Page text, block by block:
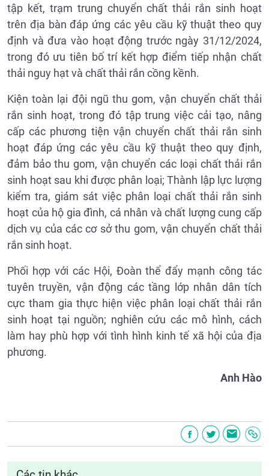
tập kết, trạm trung chuyển chất thải rắn sinh hoạt
trên địa bàn đáp ứng các yêu cầu kỹ thuật theo quy
định và đưa vào hoạt động trước ngày 31/12/2024,
trong đó ưu tiên bố trí kết hợp điểm tiếp nhận chất
thải nguy hạt và chất thải rắn cồng kềnh.
Kiện toàn lại đội ngũ thu gom, vận chuyển chất thải
rắn sinh hoạt, trong đó tập trung việc cải tạo, nâng
cấp các phương tiện vận chuyển chất thải rắn sinh
hoạt đáp ứng các yêu cầu kỹ thuật theo quy định,
đảm bảo thu gom, vận chuyển các loại chất thải rắn
sinh hoạt sau khi được phân loại; Thành lập lực lượng
kiểm tra, giám sát việc phân loại chất thải rắn sinh
hoạt của hộ gia đình, cá nhân và chất lượng cung cấp
dịch vụ của các cơ sở thu gom, vận chuyển chất thải
rắn sinh hoạt.
Phối hợp với các Hội, Đoàn thể đẩy mạnh công tác
tuyên truyền, vận động các tầng lớp nhân dân tích
cực tham gia thực hiện việc phân loại chất thải rắn
sinh hoạt tại nguồn; nghiên cứu các mô hình, cách
làm hay phù hợp với tình hình kinh tế xã hội của địa
phương.
Anh Hào